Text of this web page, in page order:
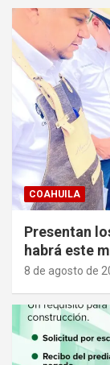
COAHUILA
Presentan
habrá este
8 de agosto de